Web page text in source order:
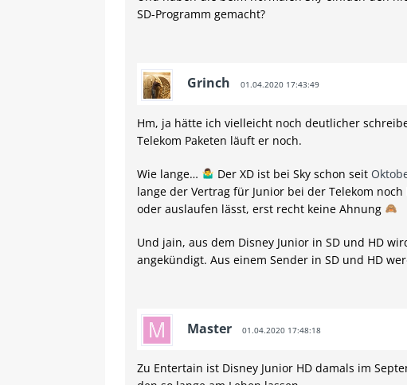
SD-Programm gemacht?
Grinch 01.04.2020 17:43:49
Hm, ja hätte ich vielleicht noch deutlicher
Telekom Paketen läuft er noch.
Wie lange… Der XD ist bei Sky schon seit
lange der Vertrag für Junior bei der Telekom
oder auslaufen lässt, erst recht keine Ahnung
Und jain, aus dem Disney Junior in SD und HD
angekündigt. Aus einem Sender in SD und HD
Master 01.04.2020 17:48:18
Zu Entertain ist Disney Junior HD damals im